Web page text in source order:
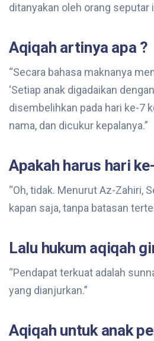
ditanyakan oleh orang seputar
Aqiqah artinya apa ?
“Secara bahasa maknanya
‘Setiap anak digadaikan
disembelihkan pada hari ke-7
nama, dan dicukur kepalanya.”
Apakah harus hari
“Oh, tidak. Menurut Az-Zahiri,
kapan saja, tanpa batasan
Lalu hukum aqiqah
“Pendapat terkuat adalah
yang dianjurkan.”
Aqiqah untuk anak